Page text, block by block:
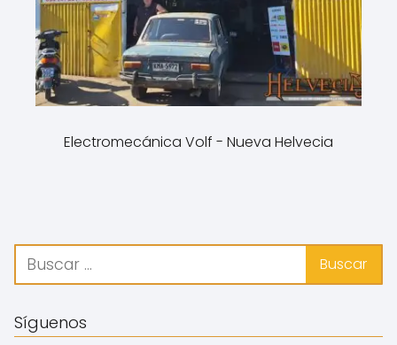
Electromecánica Volf - Nueva Helvecia
Síguenos